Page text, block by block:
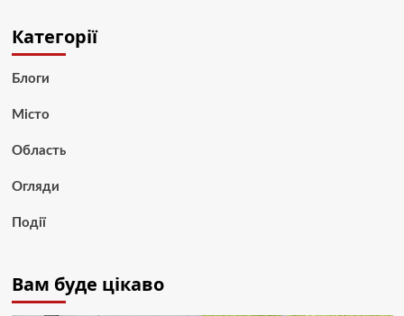
Категорії
Блоги
Місто
Область
Огляди
Події
Вам буде цікаво